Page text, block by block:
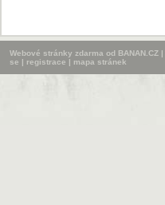
Webové stránky zdarma od BANAN.CZ |
se | registrace | mapa stránek